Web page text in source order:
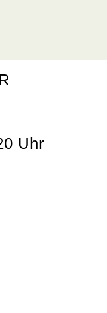
Uhr